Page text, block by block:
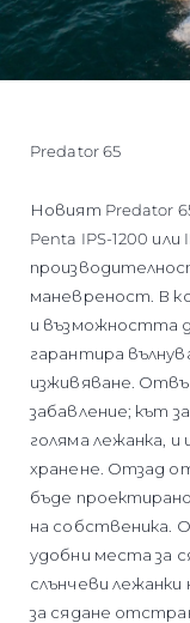
Predator 65
Новият Predator
Penta IPS-1200 или
маневреност. В
и възможността
гарантира
изживяване.
забавление; кът
голяма лежанка, и
хранене. Отзад
бъде
на собственика.
удобни места за
слънчеви
за сядане